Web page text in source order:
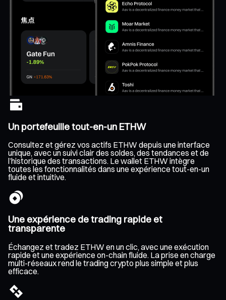
Un portefeuille tout-en-un ETHW
Consultez et gérez vos actifs ETHW depuis une interface
unique, avec un suivi clair des soldes, des tendances et de
l’historique des transactions. Le wallet ETHW intègre
toutes les fonctionnalités dans une expérience tout-en-un
fluide et intuitive.
Une expérience de trading rapide et
transparente
Échangez et tradez ETHW en un clic, avec une exécution
rapide et une expérience on-chain fluide. La prise en charge
multi-réseaux rend le trading crypto plus simple et plus
efficace.